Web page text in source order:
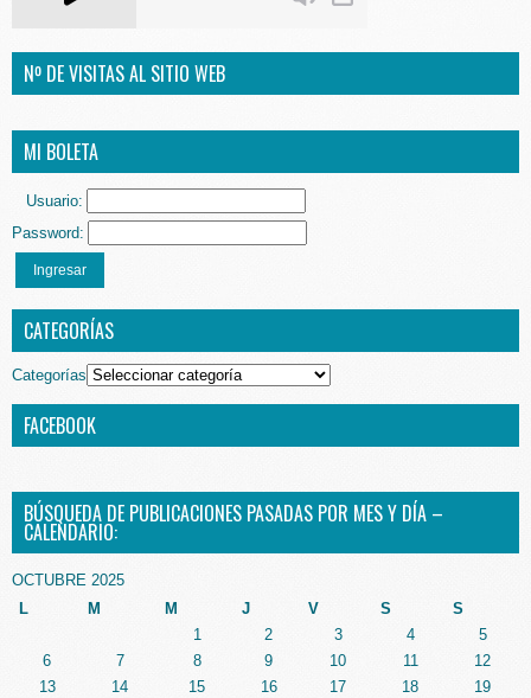
Nº DE VISITAS AL SITIO WEB
MI BOLETA
Usuario:
Password:
Ingresar
CATEGORÍAS
Categorías
FACEBOOK
BÚSQUEDA DE PUBLICACIONES PASADAS POR MES Y DÍA –
CALENDARIO:
OCTUBRE 2025
L
M M J V S S
1 2 3 4
5
6
7 8 9 10 11
12
13
14 15 16 17 18
19